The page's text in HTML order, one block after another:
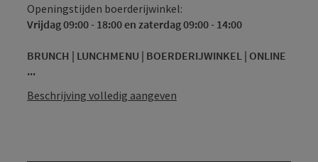
Openingstijden boerderijwinkel:
Vrijdag 09:00 - 18:00 en zaterdag 09:00 - 14:00
BRUNCH | LUNCHMENU | BOERDERIJWINKEL | ONLINE
...
Beschrijving volledig aangeven